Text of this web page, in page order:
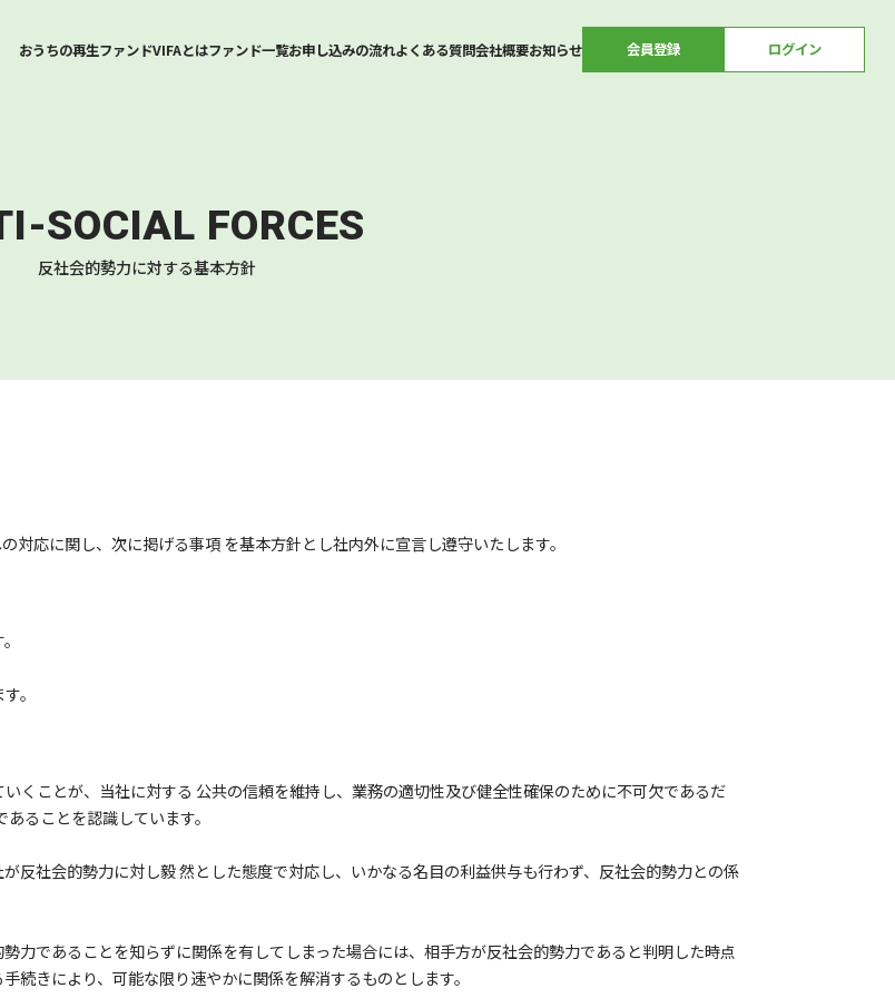
おうちの再生ファンドVIFAとはファンド一覧お申し込みの流れよくある質問会社概要お知らせ 会員登録 ログイン
SOCIAL FORCES
反社会的勢力に対する基本方針
応に関し、次に掲げる事項 を基本方針とし社内外に宣言し遵守いたします。
。
くことが、当社に対する 公共の信頼を維持し、業務の適切性及び健全性確保のために不可欠であるだ
ることを認識しています。
反社会的勢力に対し毅 然とした態度で対応し、いかなる名目の利益供与も行わず、反社会的勢力との係
力であることを知らずに関係を有してしまった場合には、相手方が反社会的勢力であると判明した時点
続きにより、可能な限り速やかに関係を解消するものとします。